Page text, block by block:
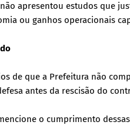
apresentou estudos que
ou ganhos operacionais
de que a Prefeitura não
antes da rescisão do
o cumprimento